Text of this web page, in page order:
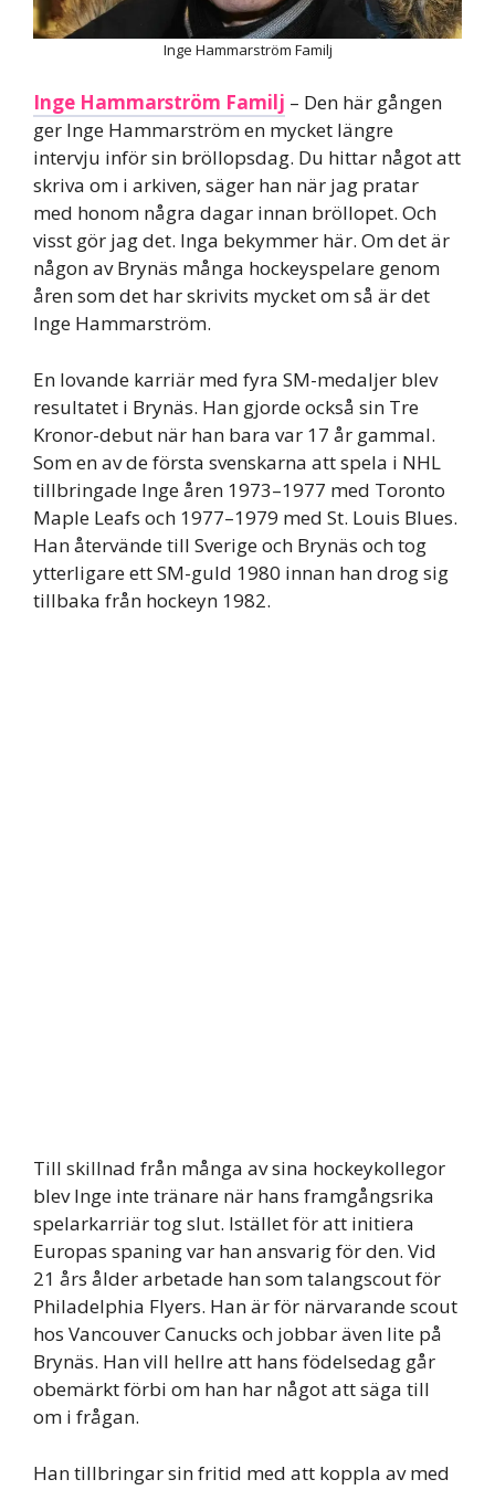
Inge Hammarström Familj
Inge Hammarström Familj – Den här gången
ger Inge Hammarström en mycket längre
intervju inför sin bröllopsdag. Du hittar något att
skriva om i arkiven, säger han när jag pratar
med honom några dagar innan bröllopet. Och
visst gör jag det. Inga bekymmer här. Om det är
någon av Brynäs många hockeyspelare genom
åren som det har skrivits mycket om så är det
Inge Hammarström.
En lovande karriär med fyra SM-medaljer blev
resultatet i Brynäs. Han gjorde också sin Tre
Kronor-debut när han bara var 17 år gammal.
Som en av de första svenskarna att spela i NHL
tillbringade Inge åren 1973–1977 med Toronto
Maple Leafs och 1977–1979 med St. Louis Blues.
Han återvände till Sverige och Brynäs och tog
ytterligare ett SM-guld 1980 innan han drog sig
tillbaka från hockeyn 1982.
Till skillnad från många av sina hockeykollegor
blev Inge inte tränare när hans framgångsrika
spelarkarriär tog slut. Istället för att initiera
Europas spaning var han ansvarig för den. Vid
21 års ålder arbetade han som talangscout för
Philadelphia Flyers. Han är för närvarande scout
hos Vancouver Canucks och jobbar även lite på
Brynäs. Han vill hellre att hans födelsedag går
obemärkt förbi om han har något att säga till
om i frågan.
Han tillbringar sin fritid med att koppla av med